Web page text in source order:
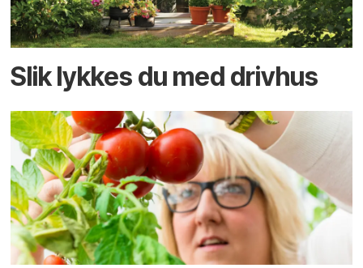
Slik lykkes du med drivhus